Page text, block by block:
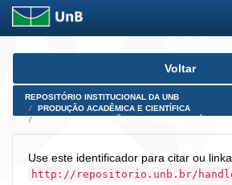
Skip
Voltar
REPOSITÓRIO INSTITUCIONAL DA UNB
PRODUÇÃO ACADÊMICA E CIENTÍFICA
Use este identificador para citar ou
http://repositorio.unb.br/